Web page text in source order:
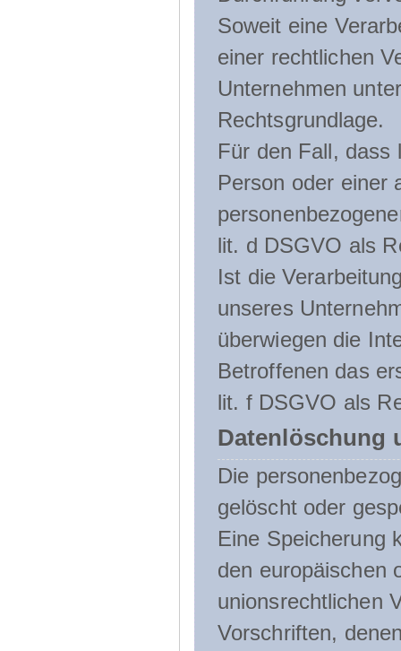
Soweit eine
einer rechtlichen
Unternehmen
Rechtsgrundlage.
Für den Fall, dass
Person oder einer
lit. d DSGVO als
Ist die
unseres
überwiegen die
Betroffenen das
lit. f DSGVO als
Datenlöschung
Die
gelöscht oder
Eine Speicherung
den europäischen
unionsrechtlichen
Vorschriften,